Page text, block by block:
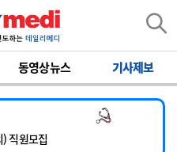
동영상뉴스 기사제보
기제 임상의사 채용
급전담) 계약직 의사 공개채용
직원모집